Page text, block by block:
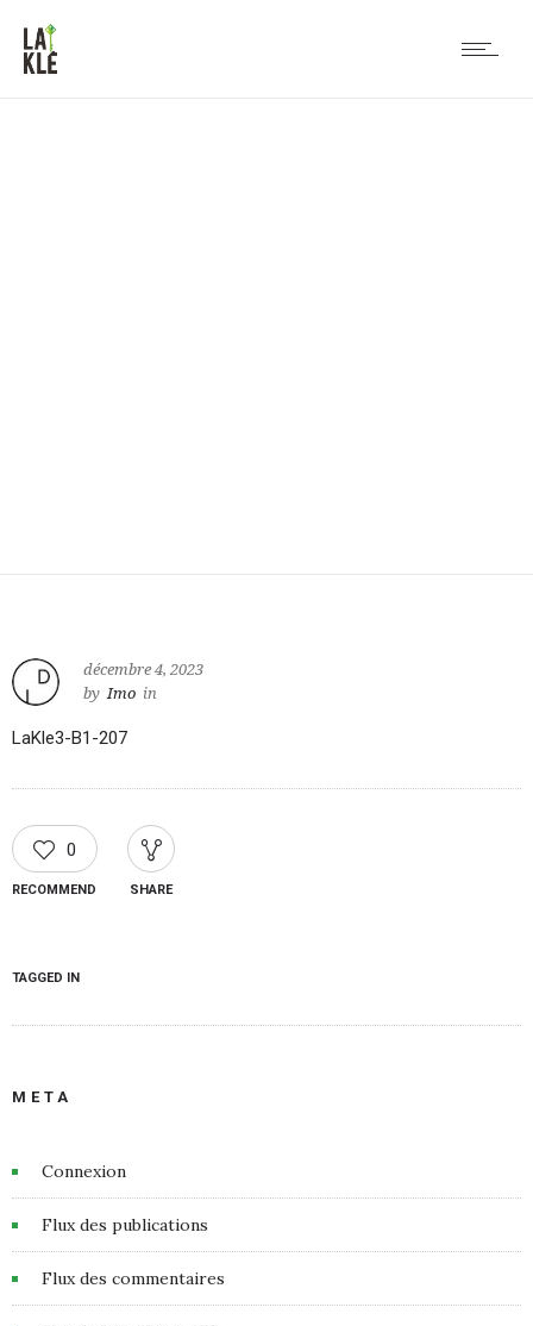
décembre 4, 2023
by Imo in
LaKle3-B1-207
0
RECOMMEND SHARE
TAGGED IN
META
Connexion
Flux des publications
Flux des commentaires